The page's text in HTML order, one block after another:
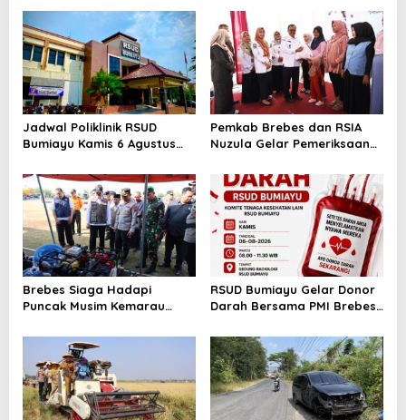
Jadwal Poliklinik RSUD
Bumiayu Kamis 6 Agustus
Dokter Sebelum Berkunjung
Pemkab Brebes dan RSIA
Nuzula Gelar Pemeriksaan
Perkuat Kesehatan Ibu dan
Bayi
Brebes Siaga Hadapi
Puncak Musim Kemarau
Kesiapsiagaan Bencana dan
Karhutla
RSUD Bumiayu Gelar Donor
Darah Bersama PMI Brebes
Indonesia